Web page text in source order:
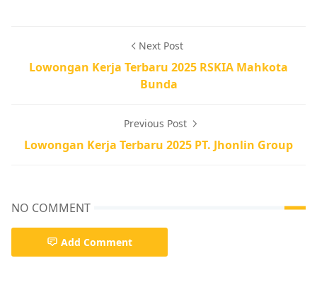
Next Post
Lowongan Kerja Terbaru 2025 RSKIA Mahkota
Bunda
Previous Post
Lowongan Kerja Terbaru 2025 PT. Jhonlin Group
NO COMMENT
Add Comment